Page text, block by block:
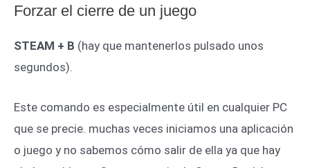
Forzar el cierre de un juego
STEAM + B (hay que mantenerlos pulsado unos
segundos).
Este comando es especialmente útil en cualquier PC
que se precie. muchas veces iniciamos una aplicación
o juego y no sabemos cómo salir de ella ya que hay